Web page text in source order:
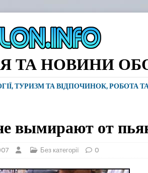
ТА НОВИНИ
ТУРИЗМ ТА ВІДПОЧИНОК, РОБОТА
вымирают от
Без категорії 0